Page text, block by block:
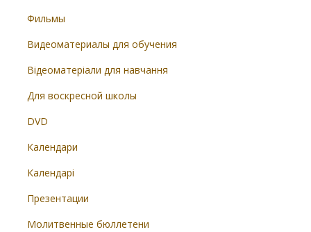
Фильмы
Видеоматериалы для обучения
Відеоматеріали для навчання
Для воскресной школы
DVD
Календари
Календарі
Презентации
Молитвенные бюллетени